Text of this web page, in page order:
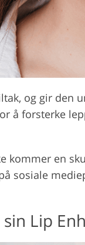
og gir den
å forsterke
en
sosiale
Lip